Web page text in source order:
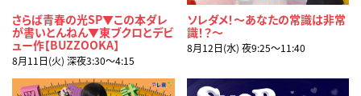
さらば青春の光SP▼この本ダレ
が書いとんねん▼東ブクロとデビ
ュー作【BUZZOOKA】
8月11日(火) 深夜3:30〜4:15
ソレダメ！～あなたの常識は非常
識！？～
8月12日(水) 夜9:25〜11:40